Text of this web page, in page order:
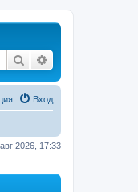
Поиск
Вход
2026, 17:33